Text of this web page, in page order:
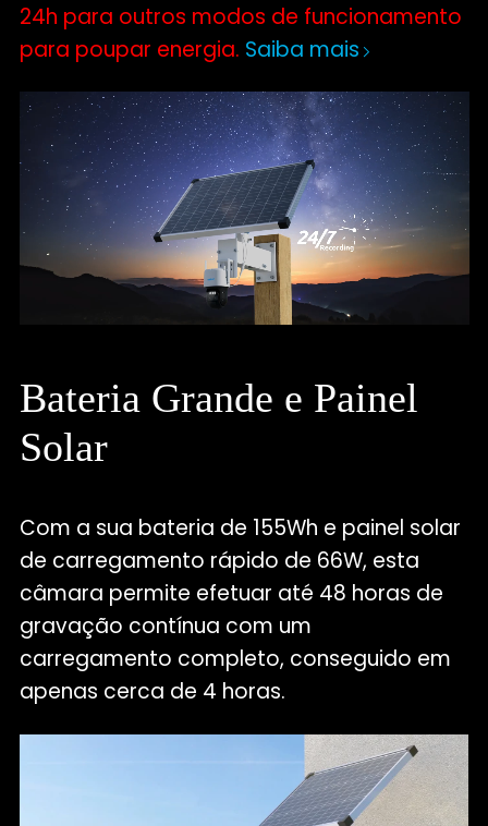
24h para outros modos de funcionamento
para poupar energia. Saiba mais
Bateria Grande e Painel
Solar
Com a sua bateria de 155Wh e painel solar
de carregamento rápido de 66W, esta
câmara permite efetuar até 48 horas de
gravação contínua com um
carregamento completo, conseguido em
apenas cerca de 4 horas.